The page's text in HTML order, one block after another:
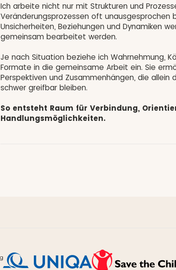
Ich arbeite nicht nur mit Strukturen und
Veränderungsprozessen oft unausgesprochen
Unsicherheiten, Beziehungen und Dynamiken
gemeinsam bearbeitet werden.
Je nach Situation beziehe ich Wahrnehmung,
Formate in die gemeinsame Arbeit ein. Sie
Perspektiven und Zusammenhängen, die allein
schwer greifbar bleiben.
So entsteht Raum für Verbindung,
Handlungsmöglichkeiten.